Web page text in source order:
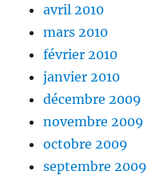
avril 2010
mars 2010
février 2010
janvier 2010
décembre 2009
novembre 2009
octobre 2009
septembre 2009